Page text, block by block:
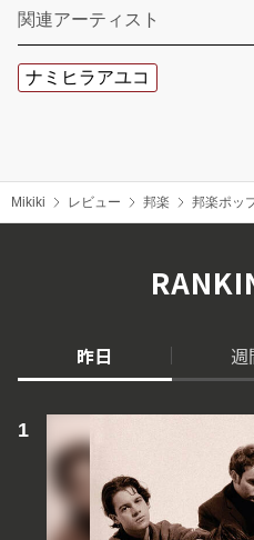
関連アーティスト
ナミヒラアユコ
Mikiki レビュー 邦楽 邦楽ポッ
昨日 週